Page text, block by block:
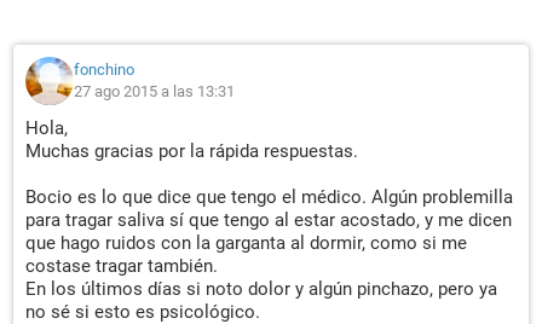
fonchino
27 ago 2015 a las 13:31
Hola,
Muchas gracias por la rápida respuestas.
Bocio es lo que dice que tengo el médico. Algún problemilla
para tragar saliva sí que tengo al estar acostado, y me dicen
que hago ruidos con la garganta al dormir, como si me
costase tragar también.
En los últimos días si noto dolor y algún pinchazo, pero ya
no sé si esto es psicológico.